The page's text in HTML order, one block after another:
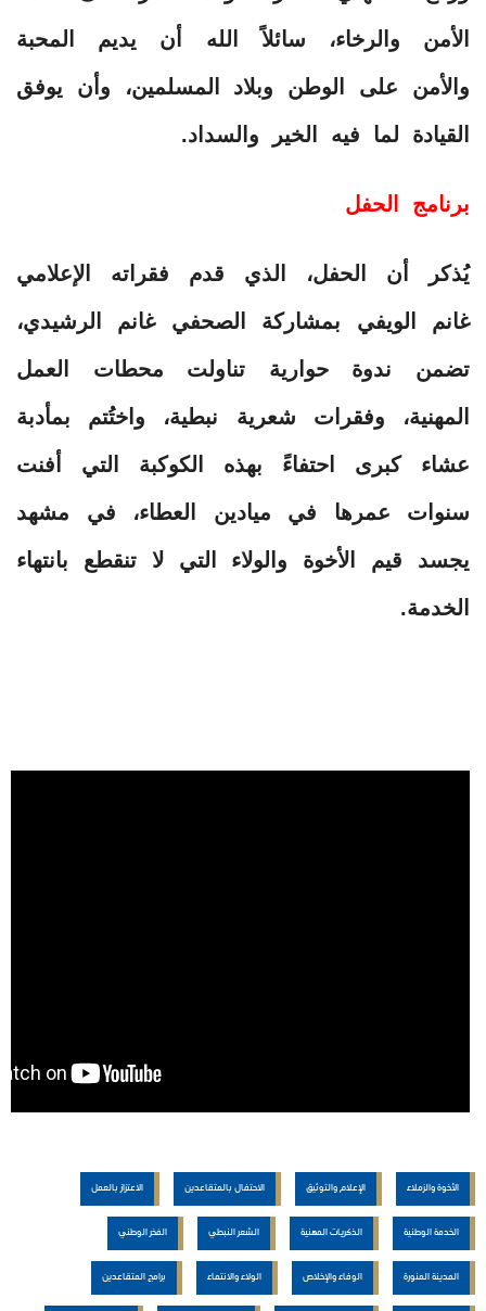
الأمن والرخاء، سائلاً الله أن يديم المحبة
والأمن على الوطن وبلاد المسلمين، وأن يوفق
القيادة لما فيه الخير والسداد.
برنامج الحفل
يُذكر أن الحفل، الذي قدم فقراته الإعلامي
غانم الويفي بمشاركة الصحفي غانم الرشيدي،
تضمن ندوة حوارية تناولت محطات العمل
المهنية، وفقرات شعرية نبطية، واختُتم بمأدبة
عشاء كبرى احتفاءً بهذه الكوكبة التي أفنت
سنوات عمرها في ميادين العطاء، في مشهد
يجسد قيم الأخوة والولاء التي لا تنقطع بانتهاء
الخدمة.
الأخوة والزملاء الإعلام والتوثيق الاحتفال بالمتقاعدين الاعتزاز بالعمل
الخدمة الوطنية الذكريات المهنية الشعر النبطي الفخر الوطني
المدينة المنورة الوفاء والإخلاص الولاء والانتماء برامج المتقاعدين